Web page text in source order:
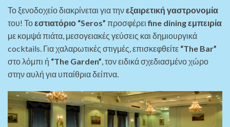
Το ξενοδοχείο διακρίνεται για τηνεξαιρετική γαστρονομία
του! Τοεστιατόριο “Seros” προσφέρειfine dining εμπειρία
με κομψά πιάτα, μεσογειακές γεύσεις και δημιουργικά
cocktails. Για χαλαρωτικές στιγμές, επισκεφθείτε “The Bar”
στο λόμπι ή “The Garden”, τον ειδικά σχεδιασμένο χώρο
στην αυλή για υπαίθρια δείπνα.